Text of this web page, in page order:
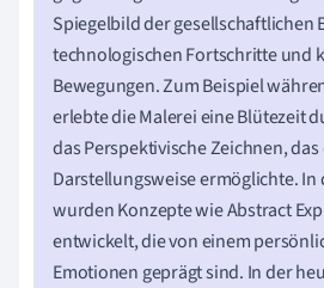
Spiegelbild der gesellschaftlichen
technologischen Fortschritte und
Bewegungen. Zum Beispiel
erlebte die Malerei eine Blütezeit
das Perspektivische Zeichnen,
Darstellungsweise ermöglichte. In
wurden Konzepte wie Abstract
entwickelt, die von einem
Emotionen geprägt sind. In der